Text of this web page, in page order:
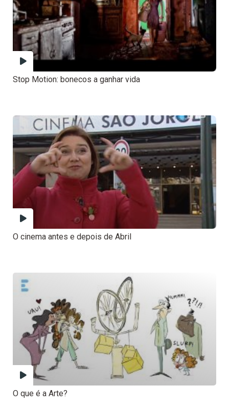
Stop Motion: bonecos a ganhar vida
O cinema antes e depois de Abril
O que é a Arte?